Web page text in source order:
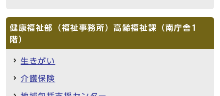
健康福祉部（福祉事務所）高齢福祉課（南庁舎1
階）
生きがい
介護保険